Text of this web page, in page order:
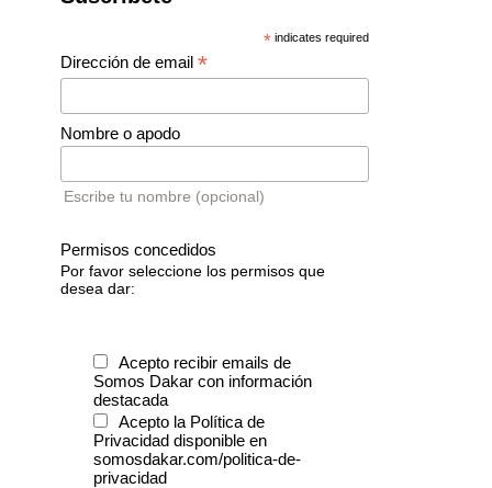
* indicates required
Dirección de email *
Nombre o apodo
Escribe tu nombre (opcional)
Permisos concedidos
Por favor seleccione los permisos que
desea dar:
Acepto recibir emails de
Somos Dakar con información
destacada
Acepto la Política de
Privacidad disponible en
somosdakar.com/politica-de-
privacidad